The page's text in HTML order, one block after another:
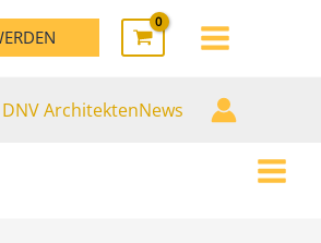
MAIN
DNV ArchitektenNews
MAIN